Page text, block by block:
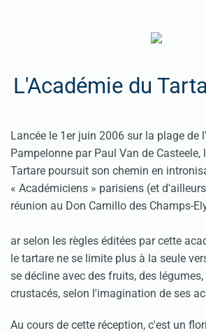
L'Académie du
Lancée le 1er juin 2006 sur la plage de
Pampelonne par Paul Van de Casteele,
Tartare poursuit son chemin en
« Académiciens » parisiens (et
réunion au Don Camillo des Champs-
ar selon les règles éditées par cette
le tartare ne se limite plus à la seule
se décline avec des fruits, des
crustacés, selon l'imagination de ses
Au cours de cette réception, c'est un